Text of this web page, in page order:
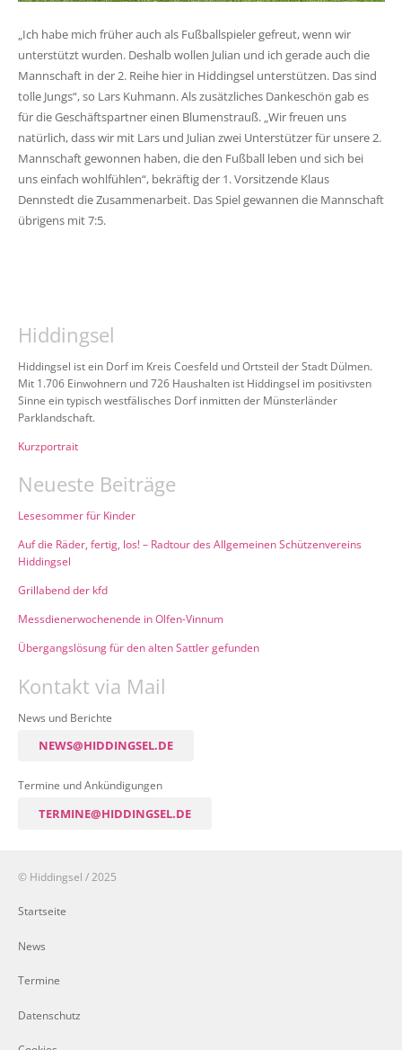
„Ich habe mich früher auch als Fußballspieler gefreut, wenn wir
unterstützt wurden. Deshalb wollen Julian und ich gerade auch die
Mannschaft in der 2. Reihe hier in Hiddingsel unterstützen. Das sind
tolle Jungs“, so Lars Kuhmann. Als zusätzliches Dankeschön gab es
für die Geschäftspartner einen Blumenstrauß. „Wir freuen uns
natürlich, dass wir mit Lars und Julian zwei Unterstützer für unsere 2.
Mannschaft gewonnen haben, die den Fußball leben und sich bei
uns einfach wohlfühlen“, bekräftig der 1. Vorsitzende Klaus
Dennstedt die Zusammenarbeit. Das Spiel gewannen die Mannschaft
übrigens mit 7:5.
Hiddingsel
Hiddingsel ist ein Dorf im Kreis Coesfeld und Ortsteil der Stadt Dülmen.
Mit 1.706 Einwohnern und 726 Haushalten ist Hiddingsel im positivsten
Sinne ein typisch westfälisches Dorf inmitten der Münsterländer
Parklandschaft.
Kurzportrait
Neueste Beiträge
Lesesommer für Kinder
Auf die Räder, fertig, los! – Radtour des Allgemeinen Schützenvereins
Hiddingsel
Grillabend der kfd
Messdienerwochenende in Olfen-Vinnum
Übergangslösung für den alten Sattler gefunden
Kontakt via Mail
News und Berichte
NEWS@HIDDINGSEL.DE
Termine und Ankündigungen
TERMINE@HIDDINGSEL.DE
© Hiddingsel / 2025
Startseite
News
Termine
Datenschutz